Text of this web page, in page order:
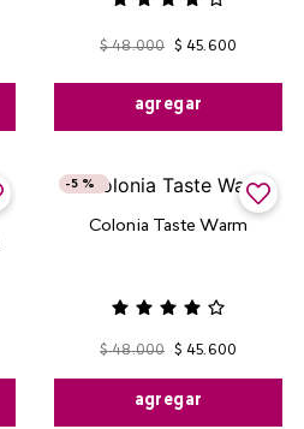
$ 48.000 $ 45.600
agregar
Colonia Taste Warm
-5 %
$ 48.000 $ 45.600
agregar